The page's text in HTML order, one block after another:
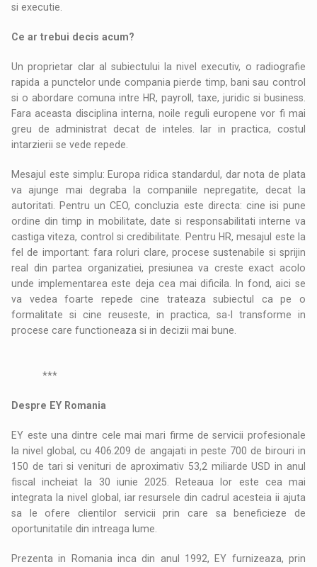
si executie.
Ce ar trebui decis acum?
Un proprietar clar al subiectului la nivel executiv, o radiografie
rapida a punctelor unde compania pierde timp, bani sau control
si o abordare comuna intre HR, payroll, taxe, juridic si business.
Fara aceasta disciplina interna, noile reguli europene vor fi mai
greu de administrat decat de inteles. Iar in practica, costul
intarzierii se vede repede.
Mesajul este simplu: Europa ridica standardul, dar nota de plata
va ajunge mai degraba la companiile nepregatite, decat la
autoritati. Pentru un CEO, concluzia este directa: cine isi pune
ordine din timp in mobilitate, date si responsabilitati interne va
castiga viteza, control si credibilitate. Pentru HR, mesajul este la
fel de important: fara roluri clare, procese sustenabile si sprijin
real din partea organizatiei, presiunea va creste exact acolo
unde implementarea este deja cea mai dificila. In fond, aici se
va vedea foarte repede cine trateaza subiectul ca pe o
formalitate si cine reuseste, in practica, sa-l transforme in
procese care functioneaza si in decizii mai bune.
***
Despre EY Romania
EY este una dintre cele mai mari firme de servicii profesionale
la nivel global, cu 406.209 de angajati in peste 700 de birouri in
150 de tari si venituri de aproximativ 53,2 miliarde USD in anul
fiscal incheiat la 30 iunie 2025. Reteaua lor este cea mai
integrata la nivel global, iar resursele din cadrul acesteia ii ajuta
sa le ofere clientilor servicii prin care sa beneficieze de
oportunitatile din intreaga lume.
Prezenta in Romania inca din anul 1992, EY furnizeaza, prin